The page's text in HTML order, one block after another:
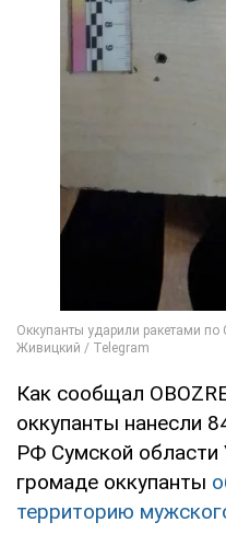
Как сообщал
оккупанты нанесли
РФ Сумской
громаде оккупанты
территорию